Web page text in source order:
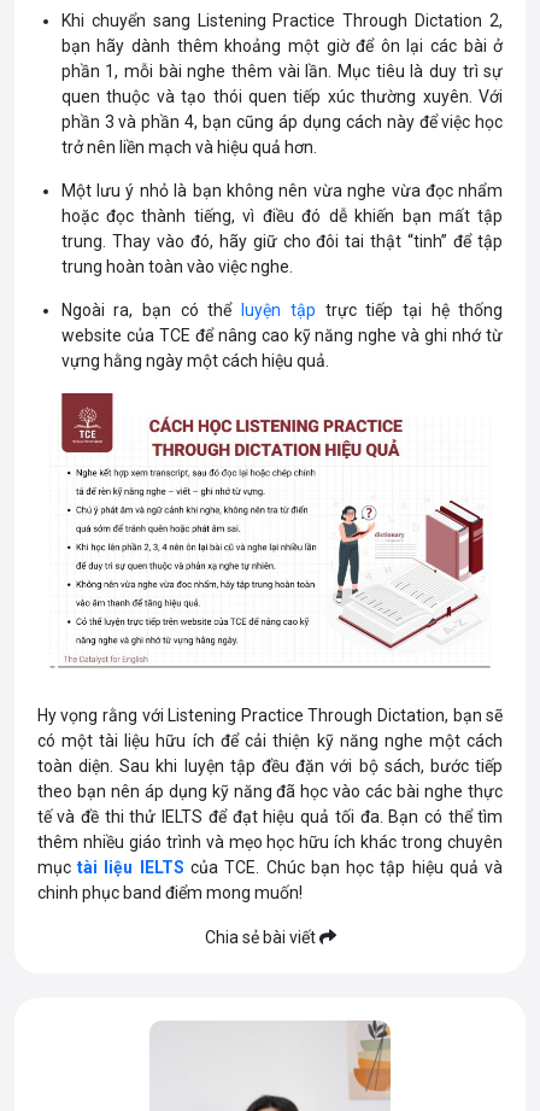
Khi chuyển sang Listening Practice Through Dictation 2,
bạn hãy dành thêm khoảng một giờ để ôn lại các bài ở
phần 1, mỗi bài nghe thêm vài lần. Mục tiêu là duy trì sự
quen thuộc và tạo thói quen tiếp xúc thường xuyên. Với
phần 3 và phần 4, bạn cũng áp dụng cách này để việc học
trở nên liền mạch và hiệu quả hơn.
Một lưu ý nhỏ là bạn không nên vừa nghe vừa đọc nhẩm
hoặc đọc thành tiếng, vì điều đó dễ khiến bạn mất tập
trung. Thay vào đó, hãy giữ cho đôi tai thật “tinh” để tập
trung hoàn toàn vào việc nghe.
Ngoài ra, bạn có thể luyện tập trực tiếp tại hệ thống
website của TCE để nâng cao kỹ năng nghe và ghi nhớ từ
vựng hằng ngày một cách hiệu quả.
Hy vọng rằng với Listening Practice Through Dictation, bạn sẽ
có một tài liệu hữu ích để cải thiện kỹ năng nghe một cách
toàn diện. Sau khi luyện tập đều đặn với bộ sách, bước tiếp
theo bạn nên áp dụng kỹ năng đã học vào các bài nghe thực
tế và đề thi thử IELTS để đạt hiệu quả tối đa. Bạn có thể tìm
thêm nhiều giáo trình và mẹo học hữu ích khác trong chuyên
mục tài liệu IELTS của TCE. Chúc bạn học tập hiệu quả và
chinh phục band điểm mong muốn!
Chia sẻ bài viết